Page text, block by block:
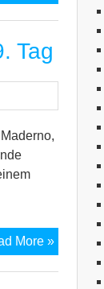
Transalp
und
Gardasee
Tag
More »MTB
Transalp